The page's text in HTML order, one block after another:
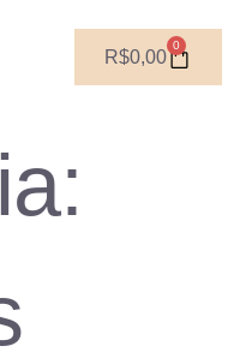
R$0,00
0